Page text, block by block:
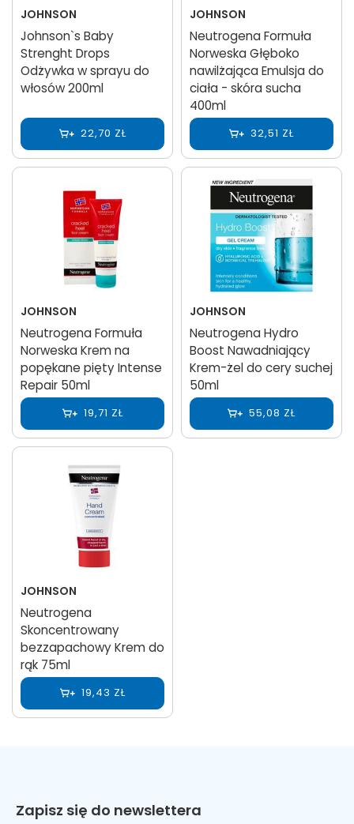
JOHNSON
Johnson`s Baby
Strenght Drops
Odżywka w sprayu do
włosów 200ml
22,70 ZŁ
JOHNSON
Neutrogena Formuła
Norweska Głęboko
nawilżająca Emulsja do
ciała - skóra sucha
400ml
32,51 ZŁ
JOHNSON
Neutrogena Formuła
Norweska Krem na
popękane pięty Intense
Repair 50ml
19,71 ZŁ
JOHNSON
Neutrogena Hydro
Boost Nawadniający
Krem-żel do cery suchej
50ml
55,08 ZŁ
JOHNSON
Neutrogena
Skoncentrowany
bezzapachowy Krem do
rąk 75ml
19,43 ZŁ
Zapisz się do newslettera